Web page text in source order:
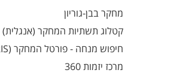
מחקר בבן-גוריון
קטלוג תשתיות המחקר (אנגלית)
חיפוש מנחה - פורטל המחקר (CRIS)
מרכז יזמות 360